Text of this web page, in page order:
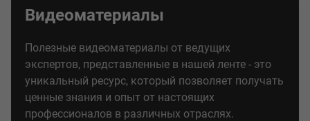
Видеоматериалы
Полезные видеоматериалы от ведущих
экспертов, представленные в нашей ленте - это
уникальный ресурс, который позволяет получать
ценные знания и опыт от настоящих
профессионалов в различных отраслях.